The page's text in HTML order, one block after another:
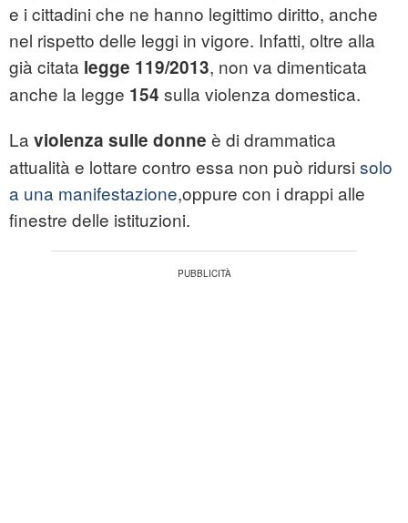
e i cittadini che ne hanno legittimo diritto, anche
nel rispetto delle leggi in vigore. Infatti, oltre alla
già citata legge 119/2013, non va dimenticata
anche la legge 154 sulla violenza domestica.
La violenza sulle donne è di drammatica
attualità e lottare contro essa non può ridursi solo
a una manifestazione,oppure con i drappi alle
finestre delle istituzioni.